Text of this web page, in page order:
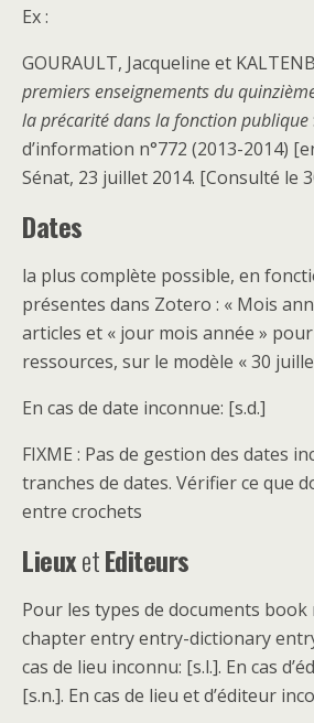
Ex :
GOURAULT, Jacqueline et
premiers enseignements du
la précarité dans la fonction publique
d’information n°772 (2013-2014)
Sénat, 23 juillet 2014. [Consulté le
Dates
la plus complète possible, en
présentes dans Zotero : « Mois
articles et « jour mois année »
ressources, sur le modèle « 30
En cas de date inconnue: [s.d.]
FIXME : Pas de gestion des dates
tranches de dates. Vérifier ce que
entre crochets
LieuxetEditeurs
Pour les types de documents
chapter entry entry-dictionary
cas de lieu inconnu: [s.l.]. En cas
[s.n.]. En cas de lieu et d’éditeur